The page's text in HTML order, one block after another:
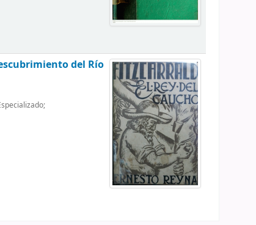
del Río